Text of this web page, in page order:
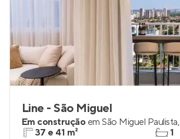
Line - São Miguel
Em construção em São Miguel Paulista,
37 e 41 m²
1